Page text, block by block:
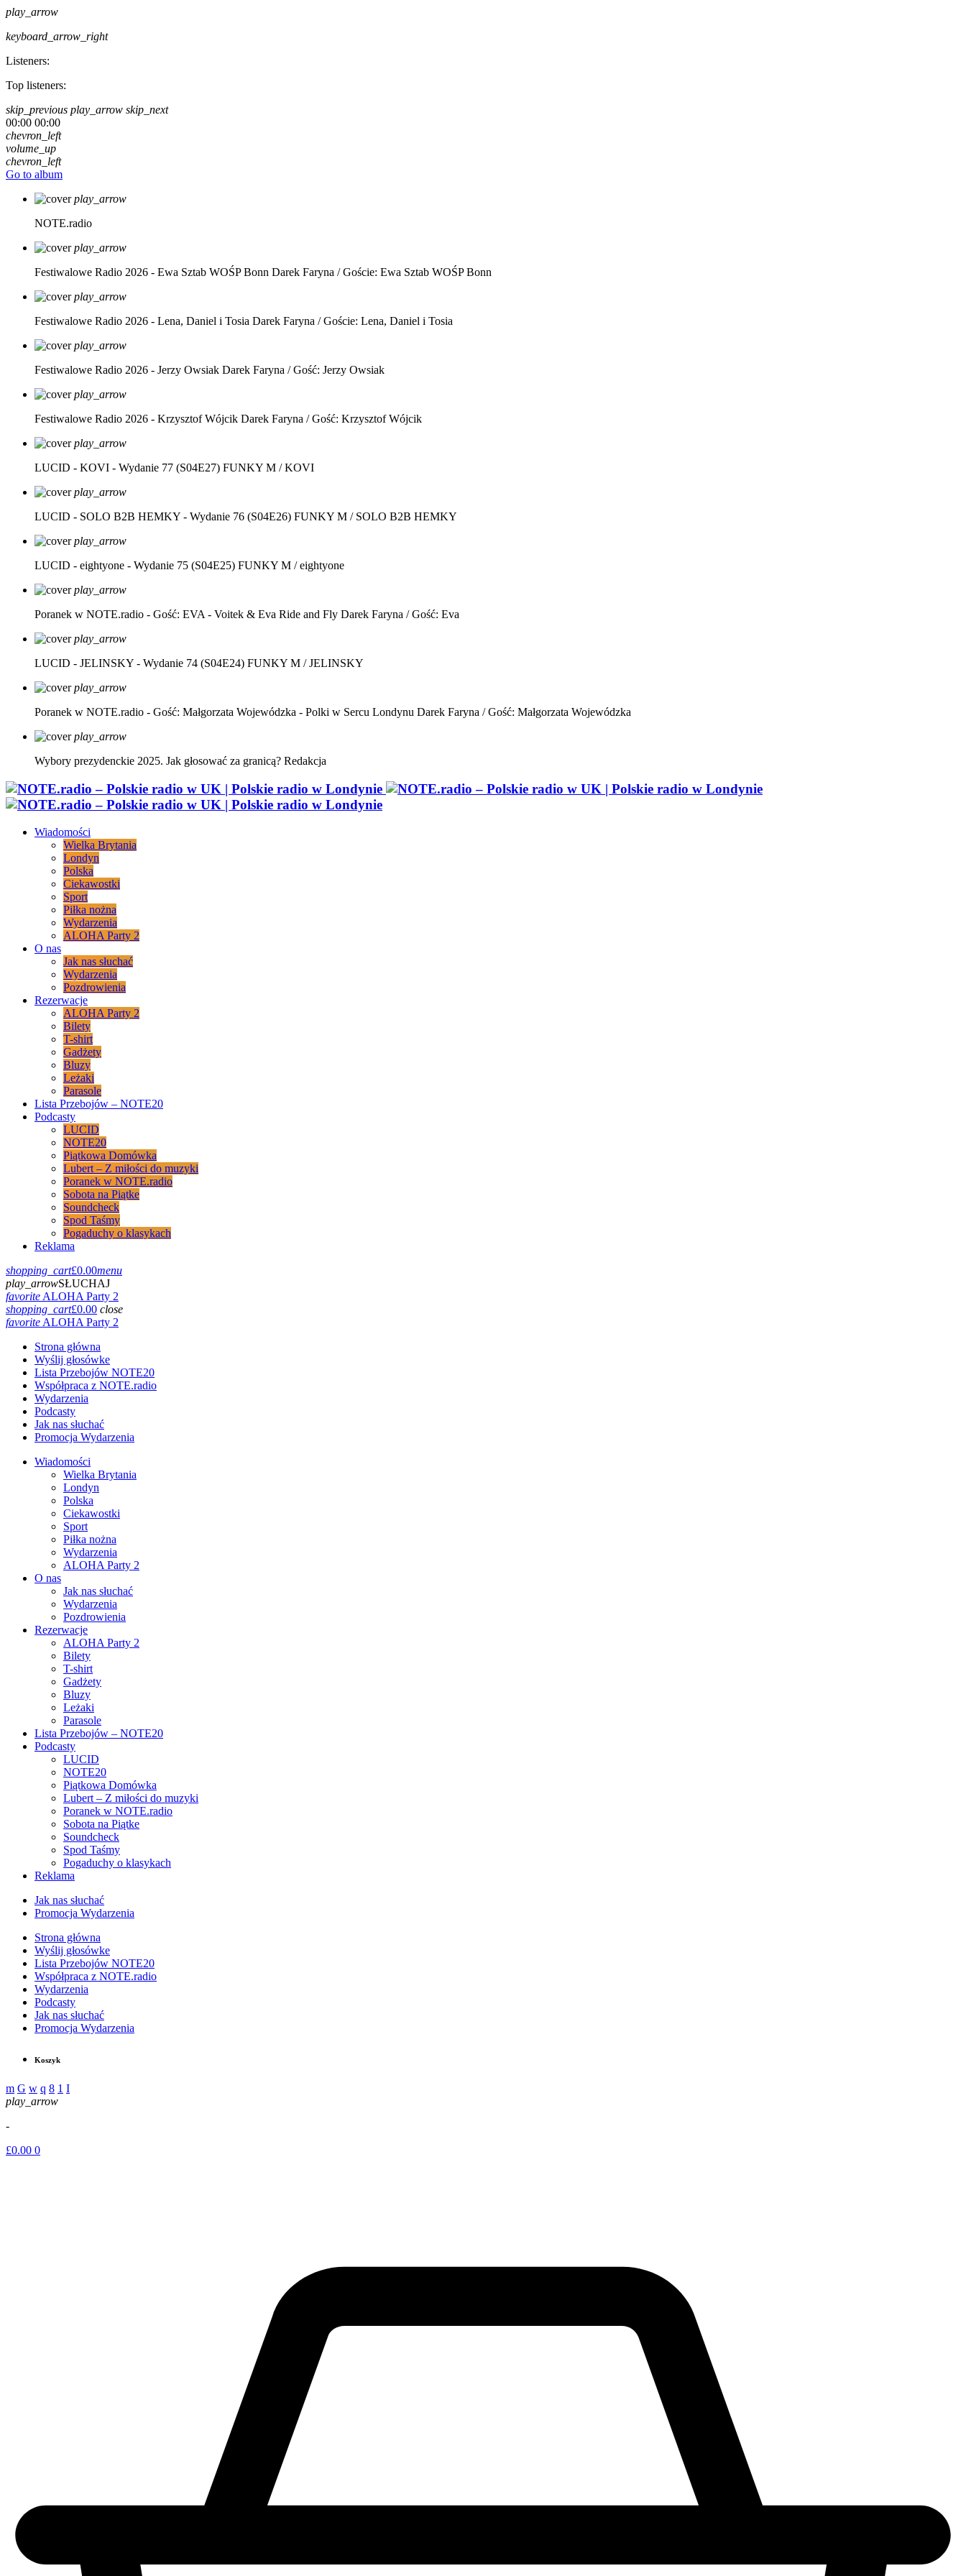
play_arrow
keyboard_arrow_right
Listeners:
Top listeners:
skip_previous play_arrow skip_next
00:00 00:00
chevron_left
volume_up
chevron_left
Go to album
play_arrow
NOTE.radio
play_arrow
Festiwalowe Radio 2026 - Ewa Sztab WOŚP Bonn Darek Faryna / Goście: Ewa Sztab WOŚP Bonn
play_arrow
Festiwalowe Radio 2026 - Lena, Daniel i Tosia Darek Faryna / Goście: Lena, Daniel i Tosia
play_arrow
Festiwalowe Radio 2026 - Jerzy Owsiak Darek Faryna / Gość: Jerzy Owsiak
play_arrow
Festiwalowe Radio 2026 - Krzysztof Wójcik Darek Faryna / Gość: Krzysztof Wójcik
play_arrow
LUCID - KOVI - Wydanie 77 (S04E27) FUNKY M / KOVI
play_arrow
LUCID - SOLO B2B HEMKY - Wydanie 76 (S04E26) FUNKY M / SOLO B2B HEMKY
play_arrow
LUCID - eightyone - Wydanie 75 (S04E25) FUNKY M / eightyone
play_arrow
Poranek w NOTE.radio - Gość: EVA - Voitek & Eva Ride and Fly Darek Faryna / Gość: Eva
play_arrow
LUCID - JELINSKY - Wydanie 74 (S04E24) FUNKY M / JELINSKY
play_arrow
Poranek w NOTE.radio - Gość: Małgorzata Wojewódzka - Polki w Sercu Londynu Darek Faryna / Gość: Małgorzata Wojewódzka
play_arrow
Wybory prezydenckie 2025. Jak głosować za granicą? Redakcja
Wiadomości
Wielka Brytania
Londyn
Polska
Ciekawostki
Sport
Piłka nożna
Wydarzenia
ALOHA Party 2
O nas
Jak nas słuchać
Wydarzenia
Pozdrowienia
Rezerwacje
ALOHA Party 2
Bilety
T-shirt
Gadżety
Bluzy
Leżaki
Parasole
Lista Przebojów – NOTE20
Podcasty
LUCID
NOTE20
Piątkowa Domówka
Lubert – Z miłości do muzyki
Poranek w NOTE.radio
Sobota na Piątke
Soundcheck
Spod Taśmy
Pogaduchy o klasykach
Reklama
shopping_cart£0.00menu
play_arrowSŁUCHAJ
favoriteALOHA Party 2
shopping_cart£0.00 close
favoriteALOHA Party 2
Strona główna
Wyślij głosówke
Lista Przebojów NOTE20
Współpraca z NOTE.radio
Wydarzenia
Podcasty
Jak nas słuchać
Promocja Wydarzenia
Wiadomości
Wielka Brytania
Londyn
Polska
Ciekawostki
Sport
Piłka nożna
Wydarzenia
ALOHA Party 2
O nas
Jak nas słuchać
Wydarzenia
Pozdrowienia
Rezerwacje
ALOHA Party 2
Bilety
T-shirt
Gadżety
Bluzy
Leżaki
Parasole
Lista Przebojów – NOTE20
Podcasty
LUCID
NOTE20
Piątkowa Domówka
Lubert – Z miłości do muzyki
Poranek w NOTE.radio
Sobota na Piątke
Soundcheck
Spod Taśmy
Pogaduchy o klasykach
Reklama
Jak nas słuchać
Promocja Wydarzenia
Strona główna
Wyślij głosówke
Lista Przebojów NOTE20
Współpraca z NOTE.radio
Wydarzenia
Podcasty
Jak nas słuchać
Promocja Wydarzenia
Koszyk
play_arrow
-
£0.00 0